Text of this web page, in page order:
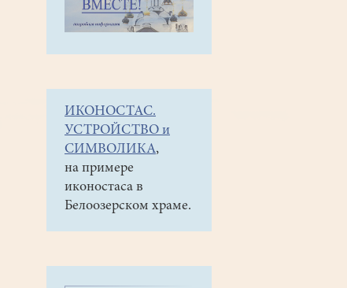
ИКОНОСТАС.
УСТРОЙСТВО и
СИМВОЛИКА,
на примере
иконостаса в
Белоозерском храме.